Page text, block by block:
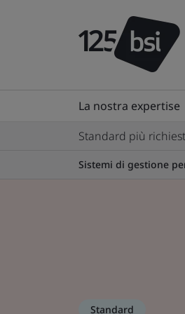
La nostra expertise
Standard più
Sistemi di gestione
Standard